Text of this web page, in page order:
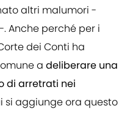
altri malumori -
Anche perché per i
dei Conti ha
a deliberare una
di arretrati nei
si aggiunge ora questo